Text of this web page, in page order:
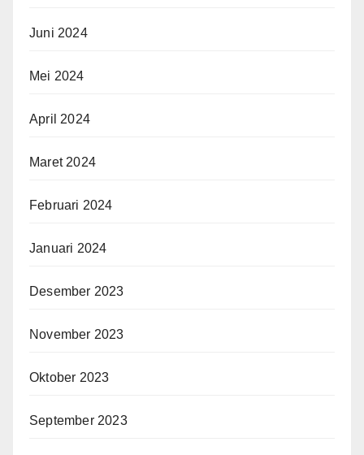
Juni 2024
Mei 2024
April 2024
Maret 2024
Februari 2024
Januari 2024
Desember 2023
November 2023
Oktober 2023
September 2023